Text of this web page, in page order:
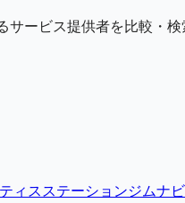
サービス提供者を比較・検
ィスステーションジムナビ